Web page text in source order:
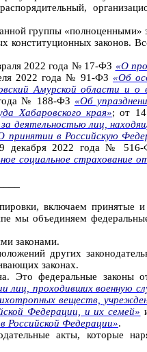
группы «полноценными»
конституционных законов.
2022 года № 17-ФЗ «О
2022 года № 91-ФЗ «Об
Амурской области и о
№ 188-ФЗ «Об
Хабаровского края»; от
деятельностью лиц,
принятии в Российскую
декабря 2022 года № 516-
социальное страхование
включаем принятые и
мы объединяем
законами.
других
законах.
Это федеральные
проходивших военную
веществ,
Федерации, и их семей»
Российской Федерации».
акты, которые